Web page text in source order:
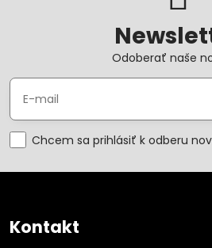
Odoberať naše
Chcem sa prihlásiť k odberu
Kontakt